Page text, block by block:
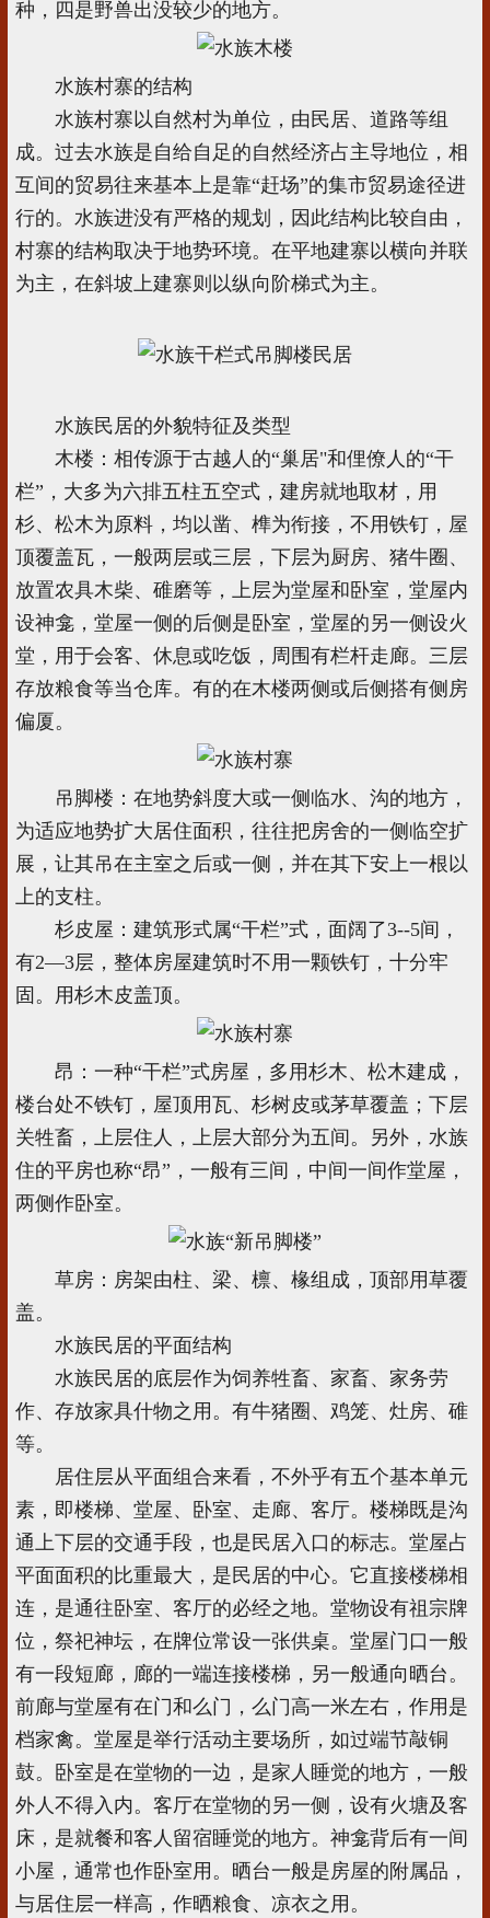
种，四是野兽出没较少的地方。
水族村寨的结构
水族村寨以自然村为单位，由民居、道路等组
成。过去水族是自给自足的自然经济占主导地位，相
互间的贸易往来基本上是靠“赶场”的集市贸易途径进
行的。水族进没有严格的规划，因此结构比较自由，
村寨的结构取决于地势环境。在平地建寨以横向并联
为主，在斜坡上建寨则以纵向阶梯式为主。
水族民居的外貌特征及类型
木楼：相传源于古越人的“巢居"和俚僚人的“干
栏”，大多为六排五柱五空式，建房就地取材，用
杉、松木为原料，均以凿、榫为衔接，不用铁钉，屋
顶覆盖瓦，一般两层或三层，下层为厨房、猪牛圈、
放置农具木柴、碓磨等，上层为堂屋和卧室，堂屋内
设神龛，堂屋一侧的后侧是卧室，堂屋的另一侧设火
堂，用于会客、休息或吃饭，周围有栏杆走廊。三层
存放粮食等当仓库。有的在木楼两侧或后侧搭有侧房
偏厦。
吊脚楼：在地势斜度大或一侧临水、沟的地方，
为适应地势扩大居住面积，往往把房舍的一侧临空扩
展，让其吊在主室之后或一侧，并在其下安上一根以
上的支柱。
杉皮屋：建筑形式属“干栏”式，面阔了3--5间，
有2—3层，整体房屋建筑时不用一颗铁钉，十分牢
固。用杉木皮盖顶。
昂：一种“干栏”式房屋，多用杉木、松木建成，
楼台处不铁钉，屋顶用瓦、杉树皮或茅草覆盖；下层
关牲畜，上层住人，上层大部分为五间。另外，水族
住的平房也称“昂”，一般有三间，中间一间作堂屋，
两侧作卧室。
草房：房架由柱、梁、檩、椽组成，顶部用草覆
盖。
水族民居的平面结构
水族民居的底层作为饲养牲畜、家畜、家务劳
作、存放家具什物之用。有牛猪圈、鸡笼、灶房、碓
等。
居住层从平面组合来看，不外乎有五个基本单元
素，即楼梯、堂屋、卧室、走廊、客厅。楼梯既是沟
通上下层的交通手段，也是民居入口的标志。堂屋占
平面面积的比重最大，是民居的中心。它直接楼梯相
连，是通往卧室、客厅的必经之地。堂物设有祖宗牌
位，祭祀神坛，在牌位常设一张供桌。堂屋门口一般
有一段短廊，廊的一端连接楼梯，另一般通向晒台。
前廊与堂屋有在门和么门，么门高一米左右，作用是
档家禽。堂屋是举行活动主要场所，如过端节敲铜
鼓。卧室是在堂物的一边，是家人睡觉的地方，一般
外人不得入内。客厅在堂物的另一侧，设有火塘及客
床，是就餐和客人留宿睡觉的地方。神龛背后有一间
小屋，通常也作卧室用。晒台一般是房屋的附属品，
与居住层一样高，作晒粮食、凉衣之用。